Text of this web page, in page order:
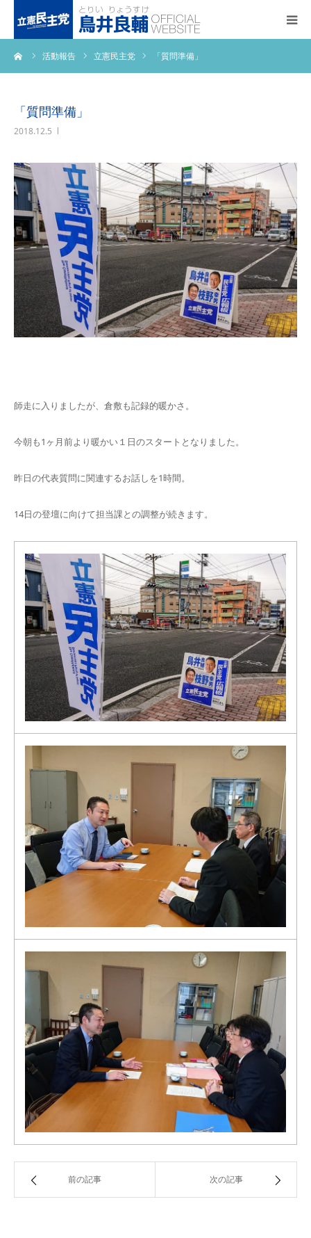
活動報告 立憲民主党 「質問準備」
「質問準備」
2018.12.5
師走に入りましたが、倉敷も記録的暖かさ。
今朝も1ヶ月前より暖かい１日のスタートとなりました。
昨日の代表質問に関連するお話しを1時間。
14日の登壇に向けて担当課との調整が続きます。
前の記事 次の記事
トップページ
プロフィール
事務所アクセス
活動報告